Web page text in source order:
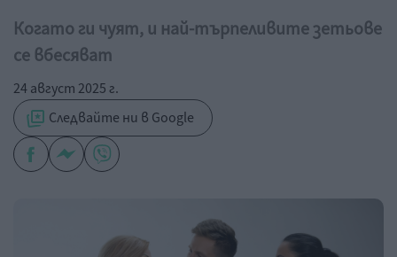
Когато ги чуят, и най-търпеливите зетьове
се вбесяват
24 август 2025 г.
Следвайте ни в Google